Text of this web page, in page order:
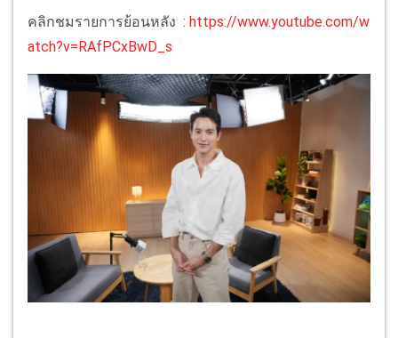
คลิกชมรายการย้อนหลัง : https://www.youtube.com/w
atch?v=RAfPCxBwD_s